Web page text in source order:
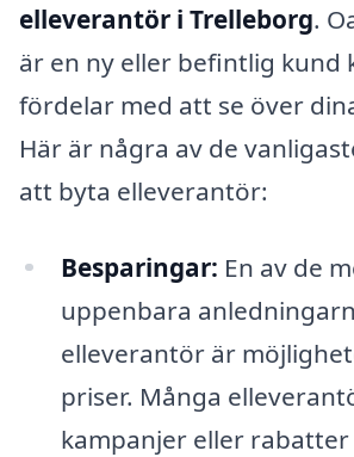
elleverantör i Trelleborg.
är en ny eller befintlig kund
fördelar med att se över
Här är några av de
att byta elleverantör:
Besparingar: En av de
uppenbara
elleverantör är
priser. Många
kampanjer eller